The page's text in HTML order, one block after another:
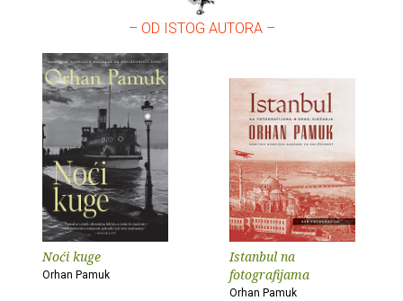
– OD ISTOG AUTORA –
Noći kuge
Orhan Pamuk
Istanbul na
fotografijama
Orhan Pamuk